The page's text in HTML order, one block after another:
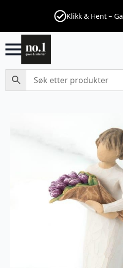
Klikk & Hent –